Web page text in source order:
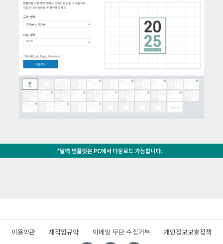
이용약관 재작업규약 이메일 무단 수집거부 개인정보보호정책